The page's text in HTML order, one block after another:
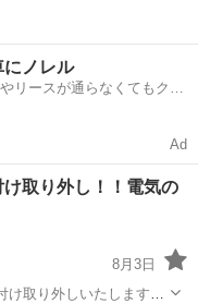
にノレル
リースが通らなくてもクル
Ad
け取り外し！！電気の
8月3日